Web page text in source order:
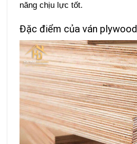
năng chịu lực tốt.
Đặc điểm của ván plywood